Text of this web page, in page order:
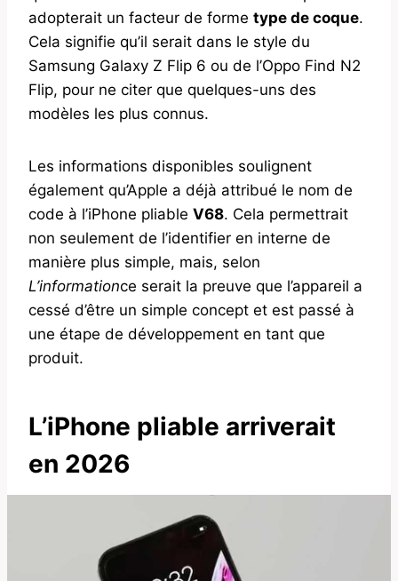
adopterait un facteur de forme type de coque.
Cela signifie qu’il serait dans le style du
Samsung Galaxy Z Flip 6 ou de l’Oppo Find N2
Flip, pour ne citer que quelques-uns des
modèles les plus connus.
Les informations disponibles soulignent
également qu’Apple a déjà attribué le nom de
code à l’iPhone pliable V68. Cela permettrait
non seulement de l’identifier en interne de
manière plus simple, mais, selon
L’informationce serait la preuve que l’appareil a
cessé d’être un simple concept et est passé à
une étape de développement en tant que
produit.
L’iPhone pliable arriverait
en 2026